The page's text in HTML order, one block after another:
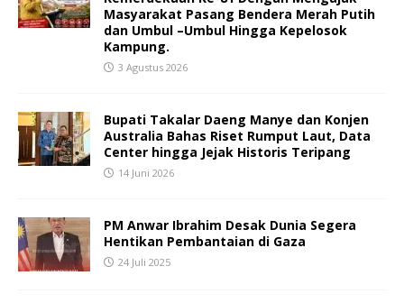
Masyarakat Pasang Bendera Merah Putih
dan Umbul –Umbul Hingga Kepelosok
Kampung.
3 Agustus 2026
Bupati Takalar Daeng Manye dan Konjen
Australia Bahas Riset Rumput Laut, Data
Center hingga Jejak Historis Teripang
14 Juni 2026
PM Anwar Ibrahim Desak Dunia Segera
Hentikan Pembantaian di Gaza
24 Juli 2025